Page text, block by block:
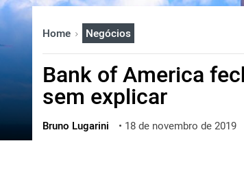
한국어
العربية
ไทย
ქართული
Home Negócios
Bank of America
sem explicar
Bruno Lugarini • 18 de novembro de 2019